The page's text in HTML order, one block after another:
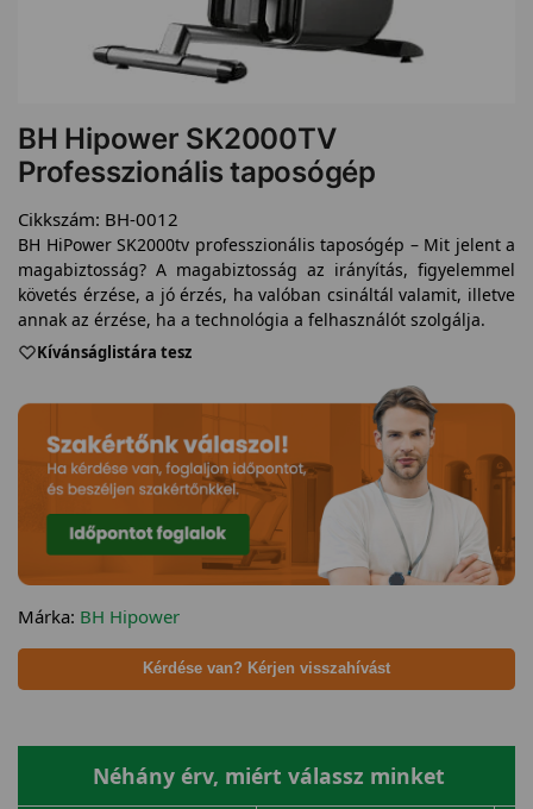
BH Hipower SK2000TV
Professzionális taposógép
Cikkszám: BH-0012
BH HiPower SK2000tv professzionális taposógép – Mit jelent a
magabiztosság? A magabiztosság az irányítás, figyelemmel
követés érzése, a jó érzés, ha valóban csináltál valamit, illetve
annak az érzése, ha a technológia a felhasználót szolgálja.
Kívánságlistára tesz
Márka: BH Hipower
Kérdése van? Kérjen visszahívást
Néhány érv, miért válassz minket